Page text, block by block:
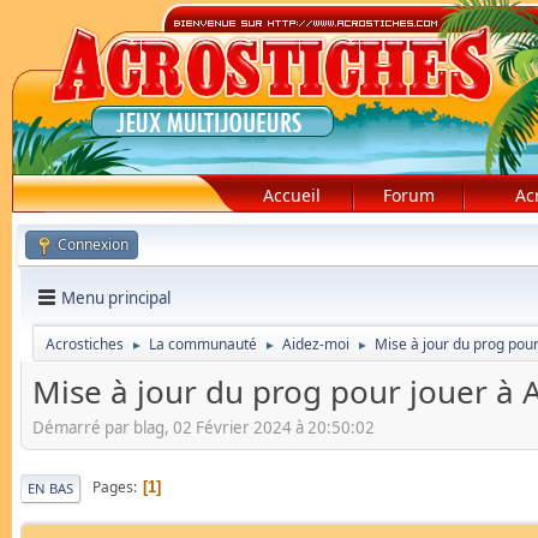
Accueil Forum
Connexion
Menu principal
Acrostiches ► La communauté ► Aidez-moi ► Mise à jour du prog
Mise à jour du prog pour jouer à
Démarré par blag, 02 Février 2024 à 20:50:02
EN BAS Pages 1